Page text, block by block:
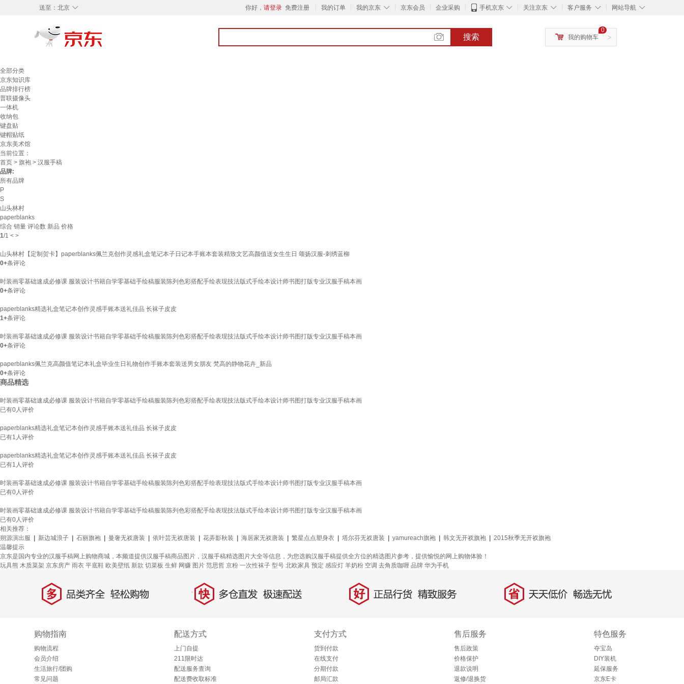
◇
送至： 北京 你好， 请登录 免费注册 我的订单 ◇
我的京东 京东会员 企业采购 ◇
手机京东 ◇
关注京东 ◇
客户服务 ◇
网站导航
搜索 >
0
我的购物车
全部分类
京东知识库
品牌排行榜
普联摄像头
一体机
收纳包
键盘贴
键帽贴纸
京东美术馆
当前位置：
首页 > 旗袍 > 汉服手稿
品牌:
所有品牌
P
S
山头林村
paperblanks
综合 销量 评论数 新品 价格
1/1 < >
山头林村【定制贺卡】paperblanks佩兰克创作灵感礼盒笔记本子日记本手账本套装精致文艺高颜值送女生生日 颂扬汉服-刺绣蓝柳
0+条评论
时装画零基础速成必修课 服装设计书籍自学零基础手绘稿服装陈列色彩搭配手绘表现技法版式手绘本设计师书图打版专业汉服手稿本画
0+条评论
paperblanks精选礼盒笔记本创作灵感手账本送礼佳品 长袜子皮皮
1+条评论
时装画零基础速成必修课 服装设计书籍自学零基础手绘稿服装陈列色彩搭配手绘表现技法版式手绘本设计师书图打版专业汉服手稿本画
0+条评论
paperblanks佩兰克高颜值笔记本礼盒毕业生日礼物创作手账本套装送男女朋友 梵高的静物花卉_新品
0+条评论
商品精选
时装画零基础速成必修课 服装设计书籍自学零基础手绘稿服装陈列色彩搭配手绘表现技法版式手绘本设计师书图打版专业汉服手稿本画
已有0人评价
paperblanks精选礼盒笔记本创作灵感手账本送礼佳品 长袜子皮皮
已有1 人评价
paperblanks精选礼盒笔记本创作灵感手账本送礼佳品 长袜子皮皮
已有1 人评价
时装画零基础速成必修课 服装设计书籍自学零基础手绘稿服装陈列色彩搭配手绘表现技法版式手绘本设计师书图打版专业汉服手稿本画
已有0人评价
时装画零基础速成必修课 服装设计书籍自学零基础手绘稿服装陈列色彩搭配手绘表现技法版式手绘本设计师书图打版专业汉服手稿本画
已有0人评价
相关推荐：
朔源演出服
新边城浪子 石丽旗袍 曼奢无衩唐装 依叶芸无衩唐装 花弄影秋装 海居家无衩唐装 繁星点点塑身衣 塔尔芬无衩唐装 yamureach旗袍 韩文无开衩旗袍
2015秋季无开衩旗袍
温馨提示
京东是国内专业的汉服手稿网上购物商城，本频道提供汉服手稿商品图片，汉服手稿精选图片大全等信息，为您选购汉服手稿提供全方位的精选图片参考，提供愉悦的网上购物体验！
玩具熊 木质菜架 京东房产 雨衣 平底鞋 欧美壁纸 新款 切菜板 生鲜 网赚 图片 范思哲 京粉 一次性袜子 型号 北欧家具 预定 感应灯 羊奶粉 空调 去角质咖喱 品牌 华为手机
多 品类齐全，轻松购物 快 多仓直发，极速配送 好 正品行货，精致服务 省 天天低价，畅选无忧
购物指南
购物流程
会员介绍
生活旅行/团购
常见问题
配送方式
上门自提
211限时达
配送服务查询
配送费收取标准
支付方式
货到付款
在线支付
分期付款
邮局汇款
售后服务
售后政策
价格保护
退款说明
返修/退换货
特色服务
夺宝岛
DIY装机
延保服务
京东E卡